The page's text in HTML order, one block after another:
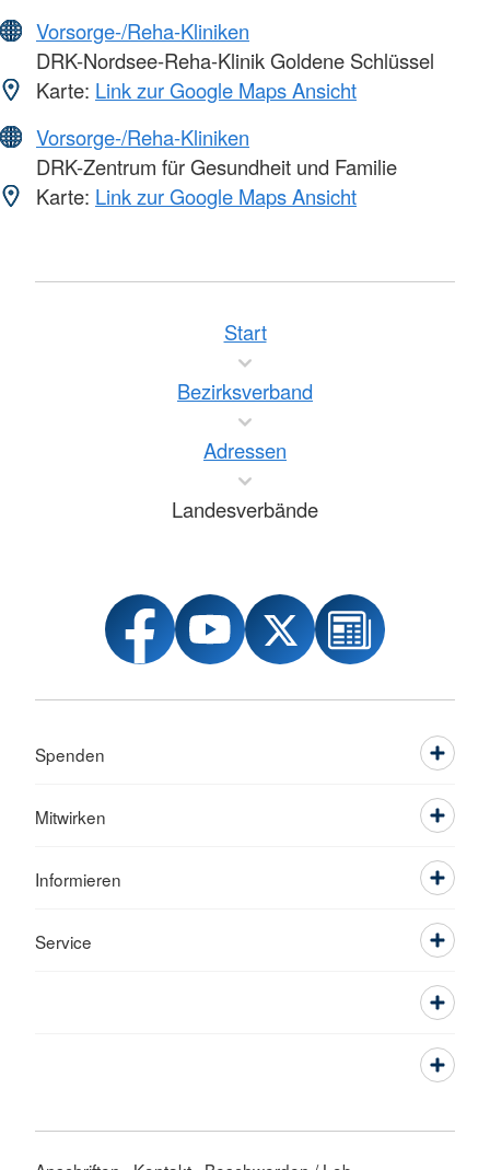
Vorsorge-/Reha-Kliniken
DRK-Nordsee-Reha-Klinik Goldene Schlüssel
Karte: Link zur Google Maps Ansicht
Vorsorge-/Reha-Kliniken
DRK-Zentrum für Gesundheit und Familie
Karte: Link zur Google Maps Ansicht
Start
Bezirksverband
Adressen
Landesverbände
Spenden
Mitwirken
Informieren
Service